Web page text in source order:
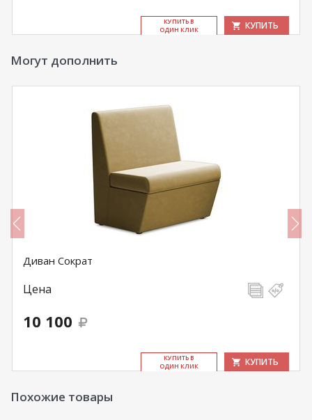
КУ­ПИТЬ В
ОДИН КЛИК
КУПИТЬ
Могут дополнить
Диван Сократ
Цена
10 100
КУ­ПИТЬ В
ОДИН КЛИК
КУПИТЬ
Похожие товары